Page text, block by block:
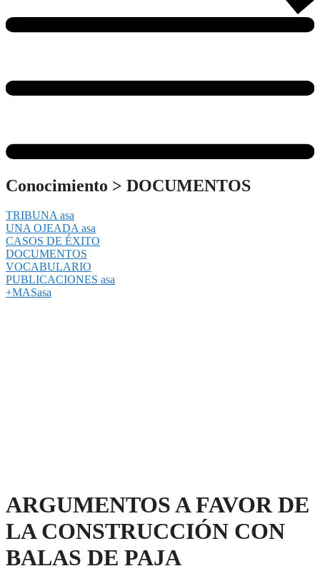
Conocimiento > DOCUMENTOS
TRIBUNA asa
UNA OJEADA asa
CASOS DE ÉXITO
DOCUMENTOS
VOCABULARIO
PUBLICACIONES asa
+MASasa
ARGUMENTOS A FAVOR DE
LA CONSTRUCCIÓN CON
BALAS DE PAJA